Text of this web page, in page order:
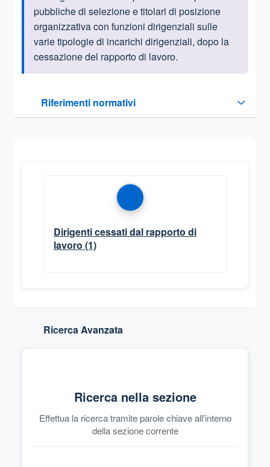
pubbliche di selezione e titolari di posizione
organizzativa con funzioni dirigenziali sulle
varie tipologie di incarichi dirigenziali, dopo la
cessazione del rapporto di lavoro.
Riferimenti normativi
Sezione compressa
Dirigenti cessati dal rapporto di
lavoro (1)
Ricerca Avanzata
Ricerca nella sezione
Effettua la ricerca tramite parole chiave all'interno
della sezione corrente